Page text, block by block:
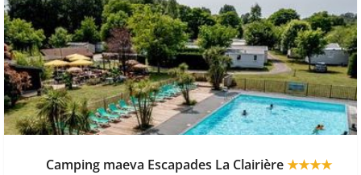
Camping maeva Escapades La Clairière★★★★